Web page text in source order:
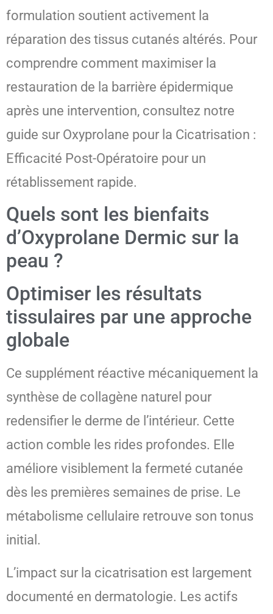
formulation soutient activement la
réparation des tissus cutanés altérés. Pour
comprendre comment maximiser la
restauration de la barrière épidermique
après une intervention, consultez notre
guide sur Oxyprolane pour la Cicatrisation :
Efficacité Post-Opératoire pour un
rétablissement rapide.
Quels sont les bienfaits
d’Oxyprolane Dermic sur la
peau ?
Optimiser les résultats
tissulaires par une approche
globale
Ce supplément réactive mécaniquement la
synthèse de collagène naturel pour
redensifier le derme de l’intérieur. Cette
action comble les rides profondes. Elle
améliore visiblement la fermeté cutanée
dès les premières semaines de prise. Le
métabolisme cellulaire retrouve son tonus
initial.
L’impact sur la cicatrisation est largement
documenté en dermatologie. Les actifs